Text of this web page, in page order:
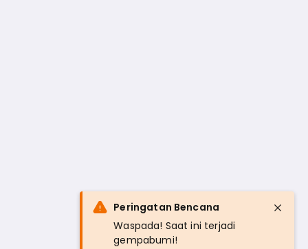
Peringatan Bencana
Waspada! Saat ini terjadi
gempabumi!